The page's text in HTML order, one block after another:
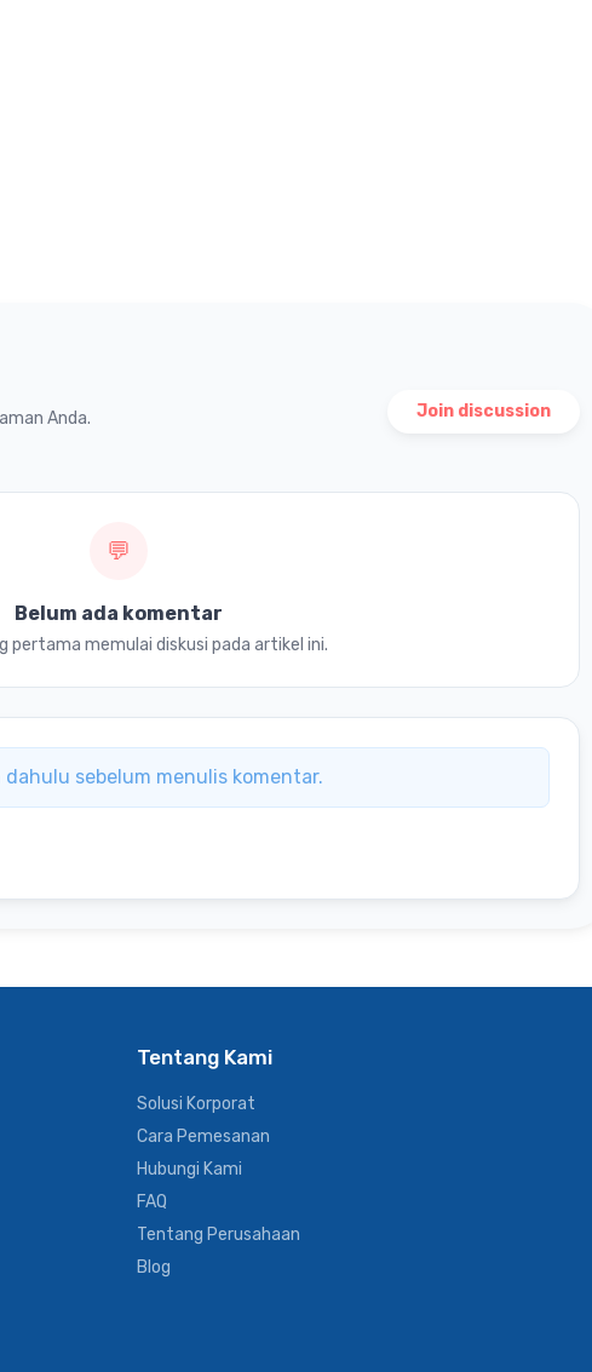
Anda. Join discussion
💬
Belum ada komentar
pertama memulai diskusi pada artikel ini.
sebelum menulis komentar.
Tentang Kami
Solusi Korporat
Cara Pemesanan
Hubungi Kami
FAQ
Tentang Perusahaan
Blog